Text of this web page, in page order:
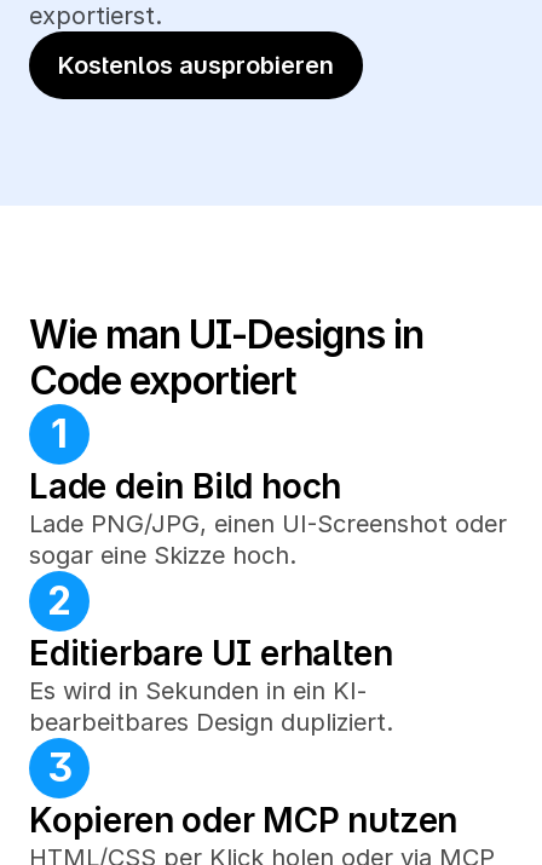
exportierst.
Kostenlos ausprobieren
Wie man UI-Designs in
Code exportiert
1
Lade dein Bild hoch
Lade PNG/JPG, einen UI-Screenshot oder
sogar eine Skizze hoch.
2
Editierbare UI erhalten
Es wird in Sekunden in ein KI-
bearbeitbares Design dupliziert.
3
Kopieren oder MCP nutzen
HTML/CSS per Klick holen oder via MCP